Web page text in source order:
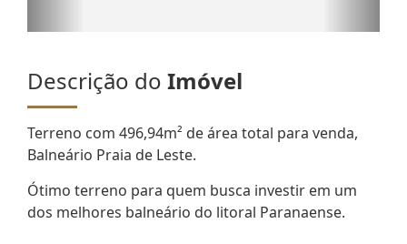
Descrição do Imóvel
Terreno com 496,94m² de área total para venda,
Balneário Praia de Leste.
Ótimo terreno para quem busca investir em um
dos melhores balneário do litoral Paranaense.